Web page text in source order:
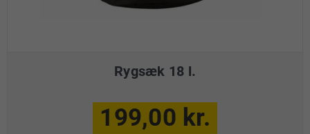
Rygsæk 18 l.
199,00 kr.